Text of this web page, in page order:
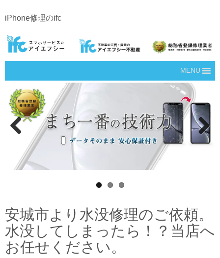
iPhone修理のifc
MENU
Next
安城市より水没修理のご依頼。
水没してしまったら！？当店へ
お任せください。